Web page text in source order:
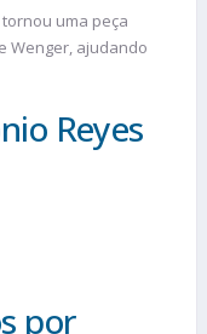
uma peça
Wenger, ajudando
Reyes
por